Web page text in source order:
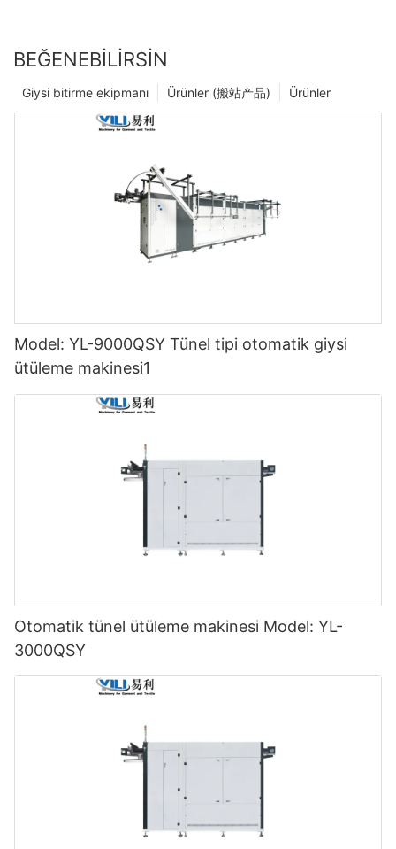
BEĞENEBILIRSIN
Ürünler
Ürünler (搬站产品)
Giysi bitirme ekipmanı
Model: YL-9000QSY Tünel tipi otomatik giysi
ütüleme makinesi1
Otomatik tünel ütüleme makinesi Model: YL-
3000QSY